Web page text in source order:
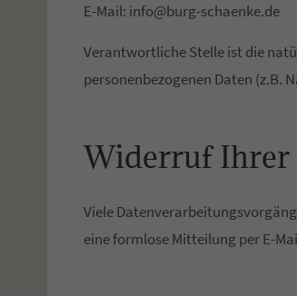
E-Mail: info@burg-schaenke.de
Verantwortliche Stelle ist die
personenbezogenen Daten (z.B.
Widerruf Ihrer
Viele
eine formlose Mitteilung per E-